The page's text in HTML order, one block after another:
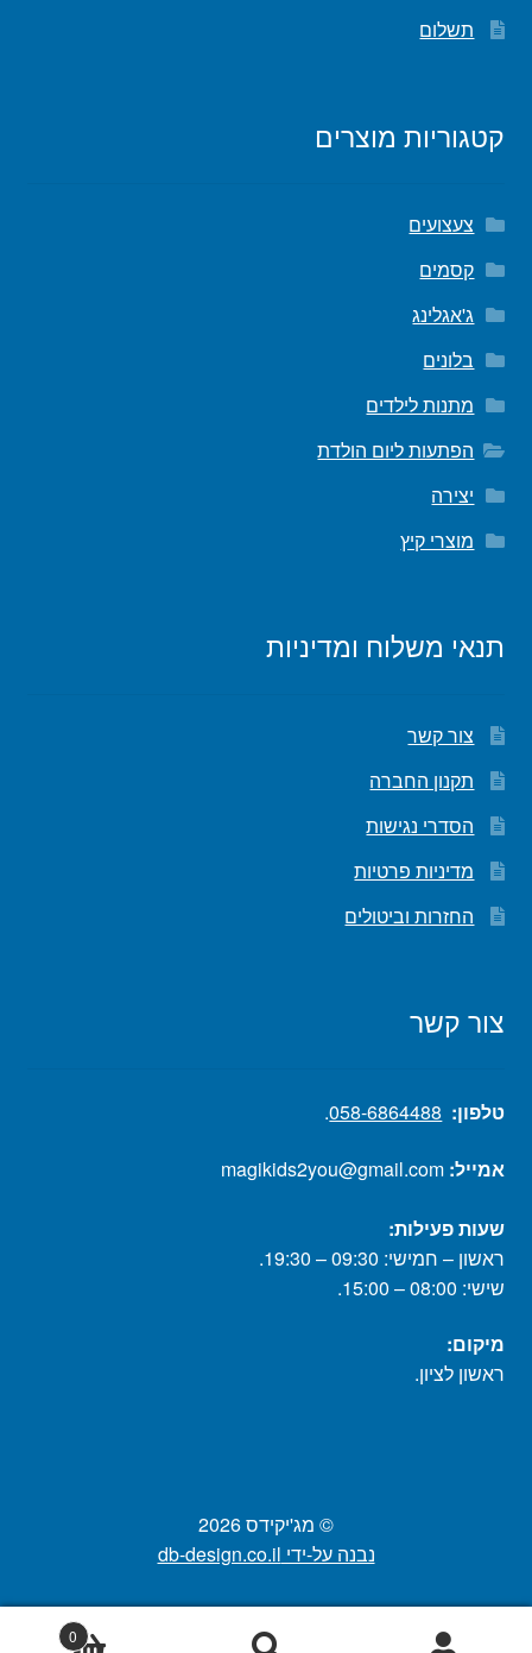
תשלום
קטגוריות מוצרים
צעצועים
קסמים
ג'אגלינג
בלונים
מתנות לילדים
הפתעות ליום הולדת
יצירה
מוצרי קיץ
תנאי משלוח ומדיניות
צור קשר
תקנון החברה
הסדרי נגישות
מדיניות פרטיות
החזרות וביטולים
צור קשר
טלפון: 058-6864488
.
אמייל:
שעות פעילות:
ראשון – חמישי: 09:30 – 19:30.
שישי: 08:00 – 15:00.
מיקום:
ראשון לציון.
© מג'יקידס 2026
נבנה על-ידי db-design.co.il
0